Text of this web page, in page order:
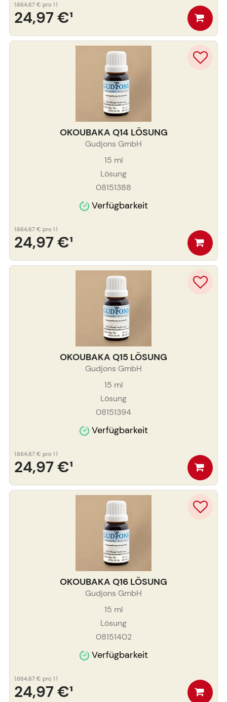
24,97 €¹
1.664,67 € pro 1 l
OKOUBAKA Q14 LÖSUNG
Gudjons GmbH
15 ml
Lösung
08151388
Verfügbarkeit
24,97 €¹
1.664,67 € pro 1 l
OKOUBAKA Q15 LÖSUNG
Gudjons GmbH
15 ml
Lösung
08151394
Verfügbarkeit
24,97 €¹
1.664,67 € pro 1 l
OKOUBAKA Q16 LÖSUNG
Gudjons GmbH
15 ml
Lösung
08151402
Verfügbarkeit
24,97 €¹
1.664,67 € pro 1 l